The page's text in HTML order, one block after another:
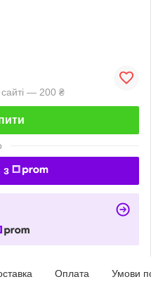
— 200 ₴
з
Оплата Умови